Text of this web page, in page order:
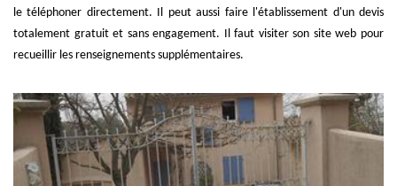
le téléphoner directement. Il peut aussi faire l'établissement d'un devis
totalement gratuit et sans engagement. Il faut visiter son site web pour
recueillir les renseignements supplémentaires.